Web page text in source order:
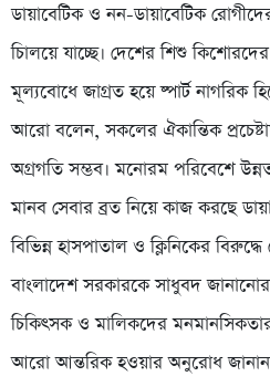
ডায়াবেটিক ও নন-ডায়াবেটিক
চািলয়ে যাচ্ছে। দেশের শিশু
মূল্যবোধে জাগ্রত হয়ে ষ্পার্ট নাগরিক
আরো বলেন, সকলের ঐকান্তিক
অগ্রগতি সম্ভব। মনোরম পরিবেশে উন্নত
মানব সেবার ব্রত নিয়ে কাজ করছে
বিভিন্ন হাসপাতাল ও ক্লিনিকের
বাংলাদেশ সরকারকে সাধুবদ
চিকিৎসক ও মালিকদের
আরো আন্তরিক হওয়ার অনুরোধ